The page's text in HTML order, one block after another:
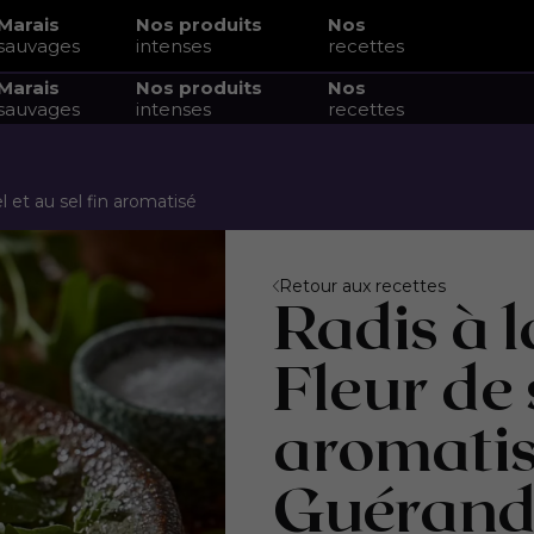
Nos produits
intenses
Nos
recettes
Nos produits
intenses
Nos
recettes
et au sel fin aromatisé
Retour aux recettes
Radis à
Fleur de